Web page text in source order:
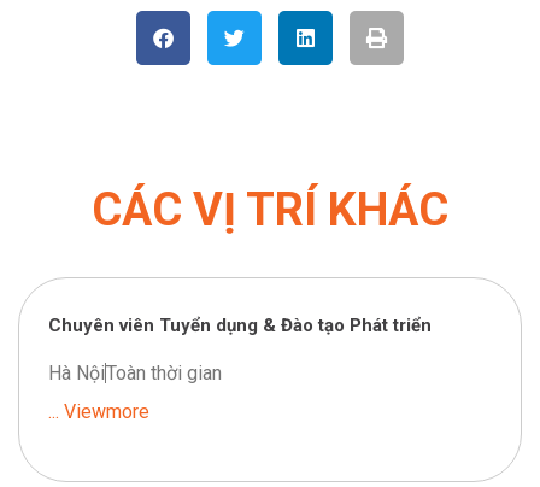
CÁC VỊ TRÍ KHÁC
Chuyên viên Tuyển dụng & Đào tạo Phát triển
Hà NộiToàn thời gian
... Viewmore